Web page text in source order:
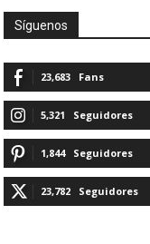
Síguenos
23,683 Fans
5,321 Seguidores
1,844 Seguidores
23,782 Seguidores